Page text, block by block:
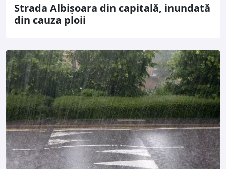
Strada Albișoara din capitală, inundată
din cauza ploii